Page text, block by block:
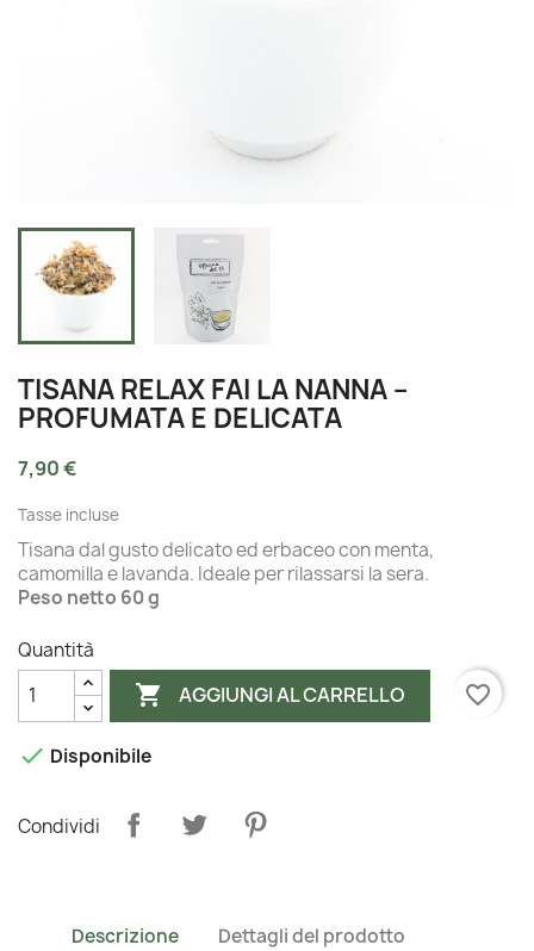
TISANA RELAX FAI LA NANNA –
PROFUMATA E DELICATA
7,90 €
Tasse incluse
Tisana dal gusto delicato ed erbaceo con menta,
camomilla e lavanda. Ideale per rilassarsi la sera.
Peso netto 60 g
Quantità
 AGGIUNGI AL CARRELLO favorite_border
 Disponibile
Condividi
Descrizione Dettagli del prodotto